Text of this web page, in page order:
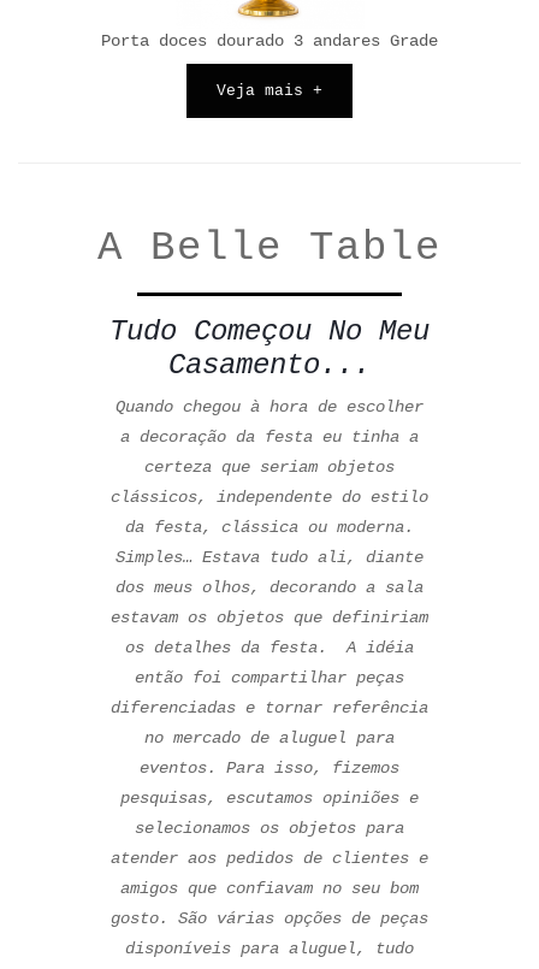
Porta doces dourado 3 andares Grade
Veja mais +
A Belle Table
Tudo Começou No Meu
Casamento...
Quando chegou à hora de escolher
a decoração da festa eu tinha a
certeza que seriam objetos
clássicos, independente do estilo
da festa, clássica ou moderna.
Simples… Estava tudo ali, diante
dos meus olhos, decorando a sala
estavam os objetos que definiriam
os detalhes da festa. A idéia
então foi compartilhar peças
diferenciadas e tornar referência
no mercado de aluguel para
eventos. Para isso, fizemos
pesquisas, escutamos opiniões e
selecionamos os objetos para
atender aos pedidos de clientes e
amigos que confiavam no seu bom
gosto. São várias opções de peças
disponíveis para aluguel, tudo